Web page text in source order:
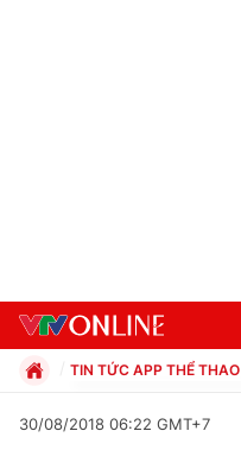
TIN TỨC APP THỂ THAO
Xã hội
30/08/2018 06:22 GMT+7